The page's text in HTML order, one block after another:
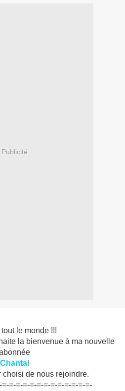
Publicité
le monde !!!
la bienvenue à ma nouvelle
Chantal
choisi de nous rejoindre.
=-=-=-=-=-=-=-=-=-=-=-=-